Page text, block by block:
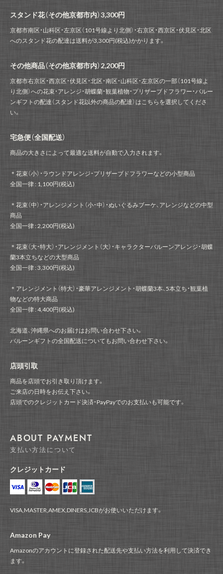
スタンド花（その他京都市内）3,300円
京都市南区・山科区・左京区（101号線より北側）・右京区・西京区・伏見区・北区
へのスタンド花の配達は送料が3,300円(税込)かかります。
その他商品（その他京都市内）2,200円
京都市右京区・西京区・伏見区・北区・南区・山科区・左京区の一部（101号線よ
り北側）への花束・アレンジ・胡蝶蘭・観葉植物・プリザーブドフラワー・バルー
ンギフトの配達（スタンド花以外の商品の配達）はこちらを選択してくださ
い。
宅急便（全国配送）
商品の大きさによって最適な送料が自動で入力されます。
＊花束（小）・ラウンドアレンジ・プリザーブドフラワーなどの小型商品
全国一律 : 1,100円(税込)
＊花束（中）・アレンジメント（小・中）・ぬいぐるみブーケ、アレンジなどの中型
商品
全国一律 : 2,200円(税込)
＊花束（大・特大）・アレンジメント（大）・キャラクターバルーンアレンジ・胡蝶
蘭3本立ちなどの大型商品
全国一律 : 3,300円(税込)
＊アレンジメント（特大）・豪華アレンジメント・胡蝶蘭3本、5本立ち・観葉植
物などの特大商品
全国一律 : 4,400円(税込)
北海道、沖縄県へのお届けはお問い合わせ下さい。
バルーンギフトの全国配送についてもお問い合わせ下さい。
店頭引取
商品を店頭でお引き取り頂けます。
ご来店の日時をお伝え下さい。
店頭でのクレジットカード決済・PayPayでのお支払いも可能です。
ABOUT PAYMENT
支払い方法について
クレジットカード
VISA,MASTER,AMEX,DINERS,JCBがお使いいただけます。
Amazon Pay
Amazonのアカウントに登録された配送先や支払い方法を利用して決済でき
ます。